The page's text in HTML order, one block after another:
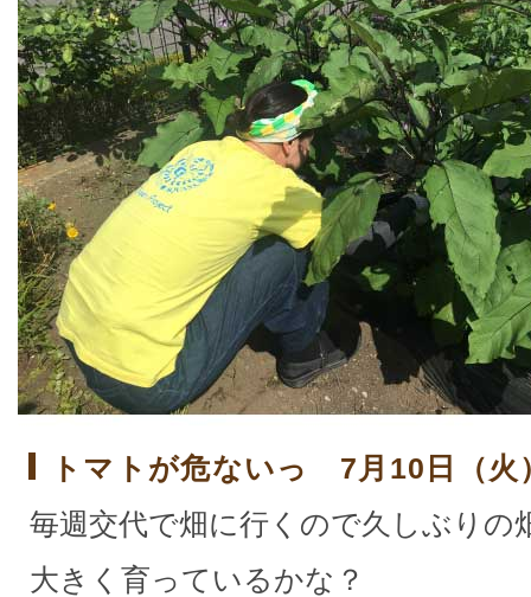
トマトが危ないっ 7月10日（火
毎週交代で畑に行くので久しぶりの
大きく育っているかな？